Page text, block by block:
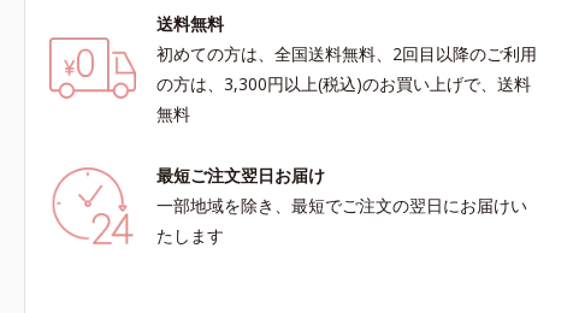
激。敏感肌の方にもお使いいただけます(*5)。*1
テトラ2-ヘキシルデカン酸アスコルビル、天然ビ
タミンE、イノシット、フィチン酸、ユズセラミ
ド、スフィンゴ糖脂質*2 角層内*3 うるおいによ
りキメを整えて毛穴を目立たなくする*4 洗浄に
ないというわけではありません※敏感肌対象パッ
チテスト済（すべての人に皮膚刺激がおきないと
いうわけではありません）
ビのできやすい
とりタイプ（ニ
性肌）*1 洗浄
フィチン酸、
*5 テトラ2-ヘキ
然ビタミンE、
ラミド、スフィ
送料無料
初めての方は、全国送料無料、2回目以降のご利用
の方は、3,300円以上(税込)のお買い上げで、送料
無料
最短ご注文翌日お届け
一部地域を除き、最短でご注文の翌日にお届けい
たします